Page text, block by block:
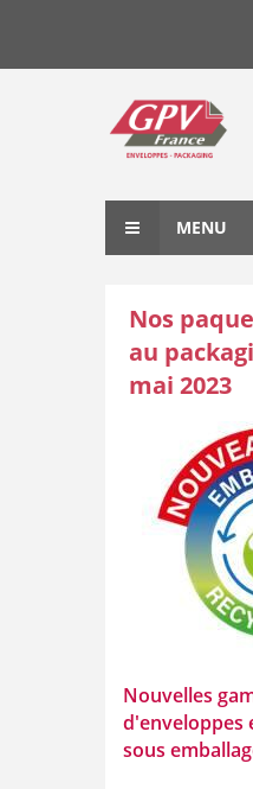
MENU
Nos
au
mai 2023
Nouvelles
d'enveloppes
sous